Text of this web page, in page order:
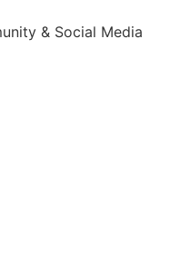
& Social Media